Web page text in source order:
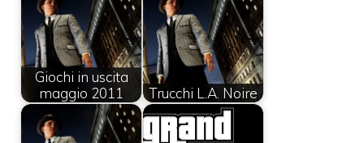
Giochi in uscita
maggio 2011
Trucchi L.A. Noire